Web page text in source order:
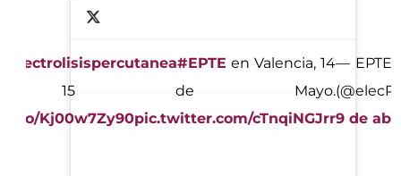
#EPTE en Valencia, 14
de Mayo.
t.co/Kj00w7Zy90pic.twitter.com/cTnqiNGJrr
— EPTE
9 de